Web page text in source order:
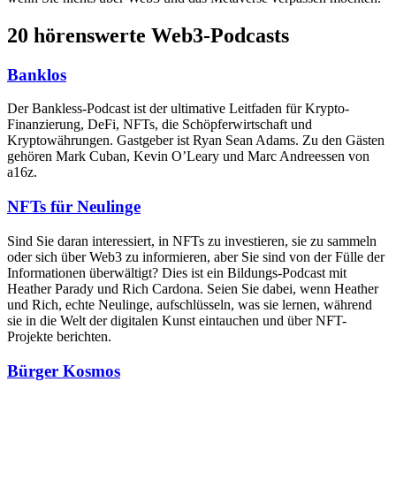
20 hörenswerte Web3-Podcasts
Banklos
Der Bankless-Podcast ist der ultimative Leitfaden für Krypto-
Finanzierung, DeFi, NFTs, die Schöpferwirtschaft und
Kryptowährungen. Gastgeber ist Ryan Sean Adams. Zu den Gästen
gehören Mark Cuban, Kevin O’Leary und Marc Andreessen von
a16z.
NFTs für Neulinge
Sind Sie daran interessiert, in NFTs zu investieren, sie zu sammeln
oder sich über Web3 zu informieren, aber Sie sind von der Fülle der
Informationen überwältigt? Dies ist ein Bildungs-Podcast mit
Heather Parady und Rich Cardona. Seien Sie dabei, wenn Heather
und Rich, echte Neulinge, aufschlüsseln, was sie lernen, während
sie in die Welt der digitalen Kunst eintauchen und über NFT-
Projekte berichten.
Bürger Kosmos